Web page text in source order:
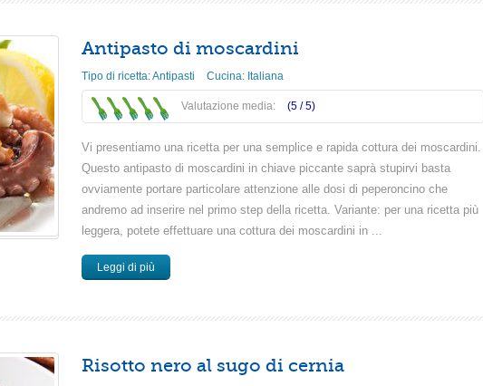
Antipasto di moscardini
Tipo di ricetta:Antipasti Cucina: Italiana
Valutazione media: (5 /5)
Vi presentiamo una ricetta per una semplice e rapida cottura dei moscardini.
Questo antipasto di moscardini in chiave piccante saprà stupirvi basta
ovviamente portare particolare attenzione alle dosi di peperoncino che
andremo ad inserire nel primo step della ricetta. Variante: per una ricetta più
leggera, potete effettuare una cottura dei moscardini in ...
Leggi di più
Risotto nero al sugo di cernia